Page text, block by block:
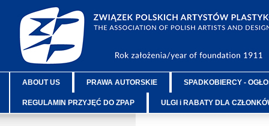
ABOUT US PRAWA AUTORSKIE SPADKOBIERCY -
REGULAMIN PRZYJĘĆ DO ZPAP ULGI i RABATY DLA